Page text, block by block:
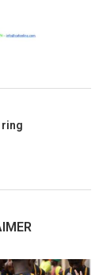
ring